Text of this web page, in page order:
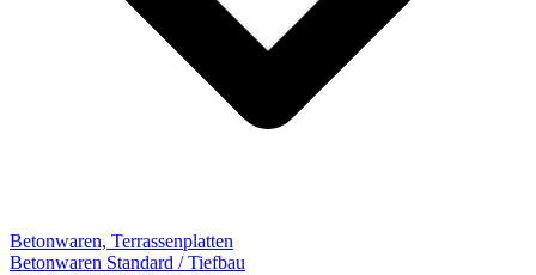
Betonwaren, Terrassenplatten
Betonwaren Standard / Tiefbau